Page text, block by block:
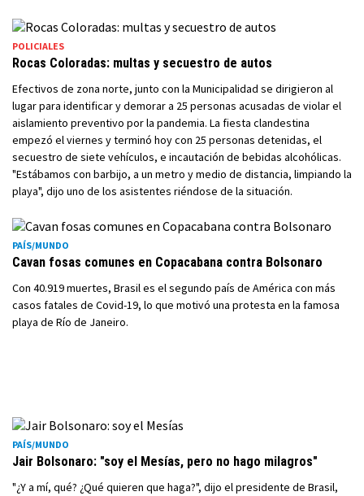
POLICIALES
Rocas Coloradas: multas y secuestro de autos
Efectivos de zona norte, junto con la Municipalidad se dirigieron al
lugar para identificar y demorar a 25 personas acusadas de violar el
aislamiento preventivo por la pandemia. La fiesta clandestina
empezó el viernes y terminó hoy con 25 personas detenidas, el
secuestro de siete vehículos, e incautación de bebidas alcohólicas.
"Estábamos con barbijo, a un metro y medio de distancia, limpiando la
playa", dijo uno de los asistentes riéndose de la situación.
PAÍS/MUNDO
Cavan fosas comunes en Copacabana contra Bolsonaro
Con 40.919 muertes, Brasil es el segundo país de América con más
casos fatales de Covid-19, lo que motivó una protesta en la famosa
playa de Río de Janeiro.
PAÍS/MUNDO
Jair Bolsonaro: "soy el Mesías, pero no hago milagros"
"¿Y a mí, qué? ¿Qué quieren que haga?", dijo el presidente de Brasil,